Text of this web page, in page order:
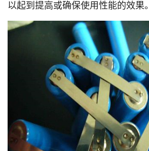
以起到提高或确保使用性能的效果。